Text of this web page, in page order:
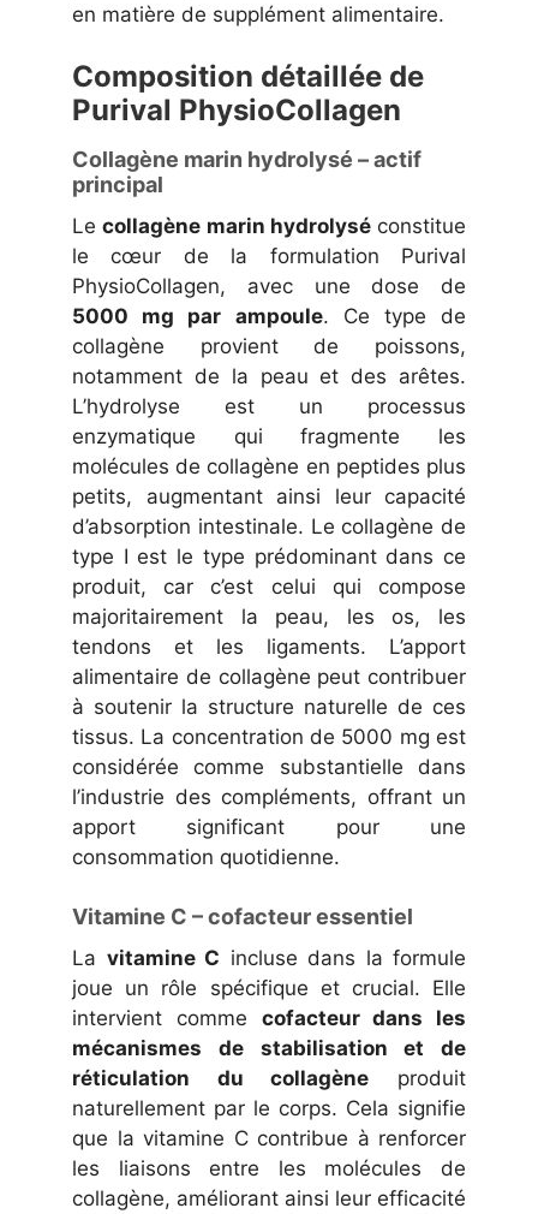
en matière de supplément alimentaire.
Composition détaillée de
Purival PhysioCollagen
Collagène marin hydrolysé – actif
principal
Lecollagène marin hydrolyséconstitue
le cœur de la formulation Purival
PhysioCollagen, avec une dose de
5000 mg par ampoule. Ce type de
collagène provient de poissons,
notamment de la peau et des arêtes.
L’hydrolyse est un processus
enzymatique qui fragmente les
molécules de collagène en peptides plus
petits, augmentant ainsi leur capacité
d’absorption intestinale. Le collagène de
type I est le type prédominant dans ce
produit, car c’est celui qui compose
majoritairement la peau, les os, les
tendons et les ligaments. L’apport
alimentaire de collagène peut contribuer
à soutenir la structure naturelle de ces
tissus. La concentration de 5000 mg est
considérée comme substantielle dans
l’industrie des compléments, offrant un
apport significant pour une
consommation quotidienne.
Vitamine C – cofacteur essentiel
La vitamine C incluse dans la formule
joue un rôle spécifique et crucial. Elle
intervient comme cofacteur dans les
mécanismes de stabilisation et de
réticulation du collagène produit
naturellement par le corps. Cela signifie
que la vitamine C contribue à renforcer
les liaisons entre les molécules de
collagène, améliorant ainsi leur efficacité